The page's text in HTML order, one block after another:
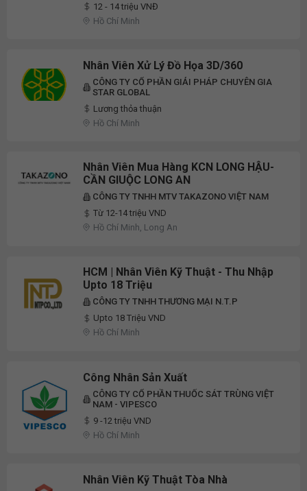
12 - 14 triệu VNĐ
Hồ Chí Minh
Nhân Viên Xử Lý Đồ Họa 3D/360
CÔNG TY CỔ PHẦN GIẢI PHÁP CHUYÊN GIA
STAR GLOBAL
Lương thỏa thuận
Hồ Chí Minh
Nhân Viên Mua Hàng KCN LONG HẬU-
CẦN GIUỘC LONG AN
CÔNG TY TNHH MTV TAKAZONO VIỆT NAM
Từ 12-14 triệu VND
Hồ Chí Minh, Long An
HCM | Nhân Viên Kỹ Thuật - Thu Nhập
Upto 18 Triệu
CÔNG TY TNHH THƯƠNG MẠI N.T.P
Upto 18 Triệu VND
Hồ Chí Minh
Công Nhân Sản Xuất
CÔNG TY CỔ PHẦN THUỐC SÁT TRÙNG VIỆT
NAM - VIPESCO
9 -12 triệu VND
Hồ Chí Minh
Nhân Viên Kỹ Thuật Tòa Nhà